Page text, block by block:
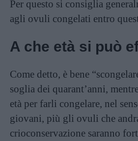
Per questo si consiglia
agli ovuli congelati entro
A che età si può
Come detto, è bene
soglia dei quarant’anni,
età per farli congelare, nel
giovani, più gli ovuli che
crioconservazione saranno